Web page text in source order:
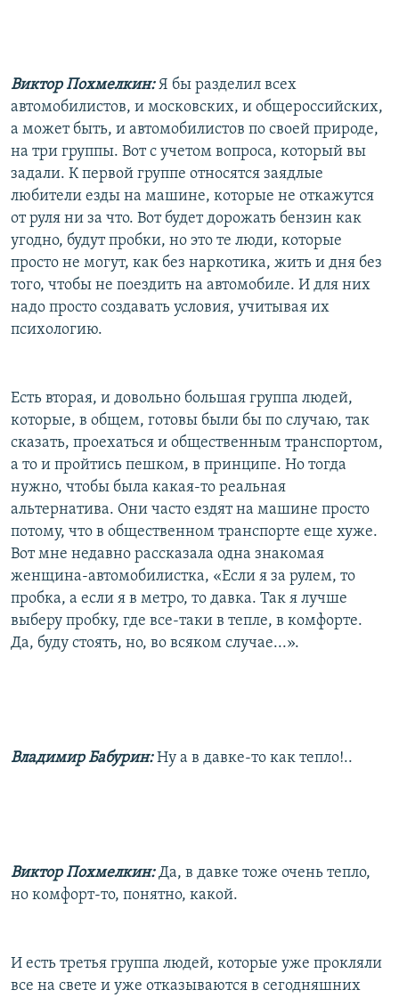
Виктор Похмелкин:Я бы разделил всех
автомобилистов, и московских, и общероссийских,
а может быть, и автомобилистов по своей природе,
на три группы. Вот с учетом вопроса, который вы
задали. К первой группе относятся заядлые
любители езды на машине, которые не откажутся
от руля ни за что. Вот будет дорожать бензин как
угодно, будут пробки, но это те люди, которые
просто не могут, как без наркотика, жить и дня без
того, чтобы не поездить на автомобиле. И для них
надо просто создавать условия, учитывая их
психологию.
Есть вторая, и довольно большая группа людей,
которые, в общем, готовы были бы по случаю, так
сказать, проехаться и общественным транспортом,
а то и пройтись пешком, в принципе. Но тогда
нужно, чтобы была какая-то реальная
альтернатива. Они часто ездят на машине просто
потому, что в общественном транспорте еще хуже.
Вот мне недавно рассказала одна знакомая
женщина-автомобилистка, «Если я за рулем, то
пробка, а если я в метро, то давка. Так я лучше
выберу пробку, где все-таки в тепле, в комфорте.
Да, буду стоять, но, во всяком случае...».
Владимир Бабурин:Ну а в давке-то как тепло!..
Виктор Похмелкин:Да, в давке тоже очень тепло,
но комфорт-то, понятно, какой.
И есть третья группа людей, которые уже прокляли
все на свете и уже отказываются в сегодняшних